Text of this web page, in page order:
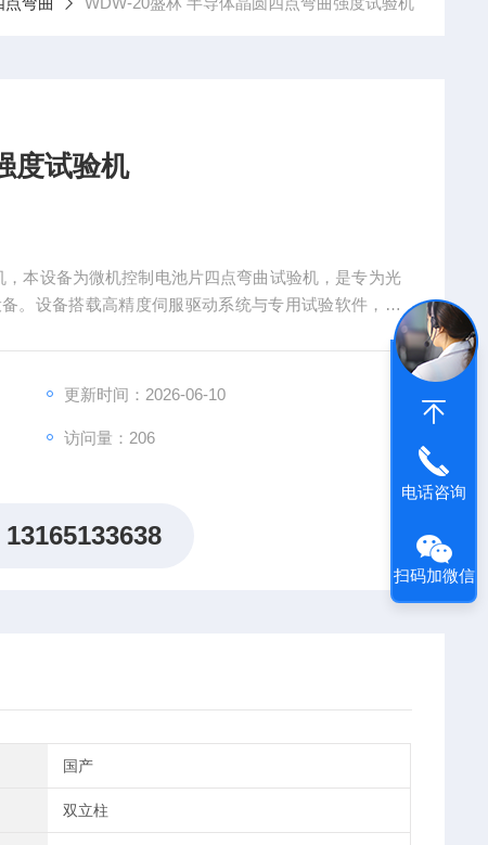
度试验机
本设备为微机控制电池片四点弯曲试验机，是专为光
。设备搭载高精度伺服驱动系统与专用试验软件，可
满足 IEC 61215、GB/T 6569 等光伏行业标准的测试要
更新时间：2026-06-10
访问量：206
13165133638
国产
双立柱
电话咨询
扫码加微信